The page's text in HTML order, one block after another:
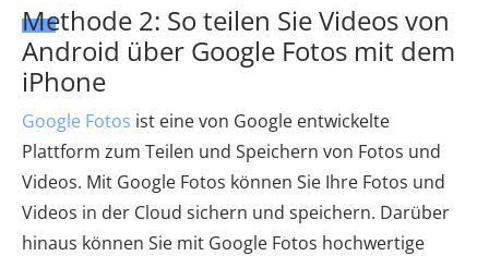
Methode 2: So teilen Sie Videos von
Android über Google Fotos mit dem
iPhone
Google Fotos ist eine von Google entwickelte
Plattform zum Teilen und Speichern von Fotos und
Videos. Mit Google Fotos können Sie Ihre Fotos und
Videos in der Cloud sichern und speichern. Darüber
hinaus können Sie mit Google Fotos hochwertige